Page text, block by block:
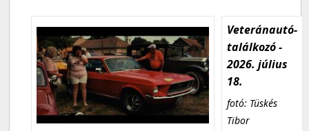
Veteránautó-
találkozó -
2026. július
18.
fotó: Tüskés
Tibor